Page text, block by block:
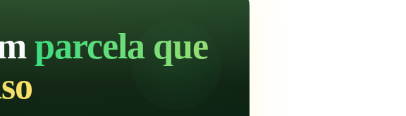
parcela que